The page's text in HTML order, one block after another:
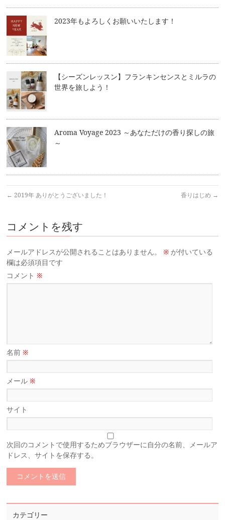
2023年もよろしくお願いいたします！
【シーズンレッスン】フランキンセンスとミルラの
世界を旅しよう！
Aroma Voyage 2023 ～あなただけの香り探しの旅
～
← 2019年 ありがとうございました！ 香りはじめ →
コメントを残す
メールアドレスが公開されることはありません。 ※ が付いている
欄は必須項目です
コメント ※
名前 ※
メール ※
サイト
次回のコメントで使用するためブラウザーに自分の名前、メールア
ドレス、サイトを保存する。
カテゴリー